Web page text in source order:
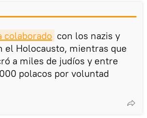
colaborado con los nazis y
el Holocausto, mientras que
a miles de judíos y entre
polacos por voluntad